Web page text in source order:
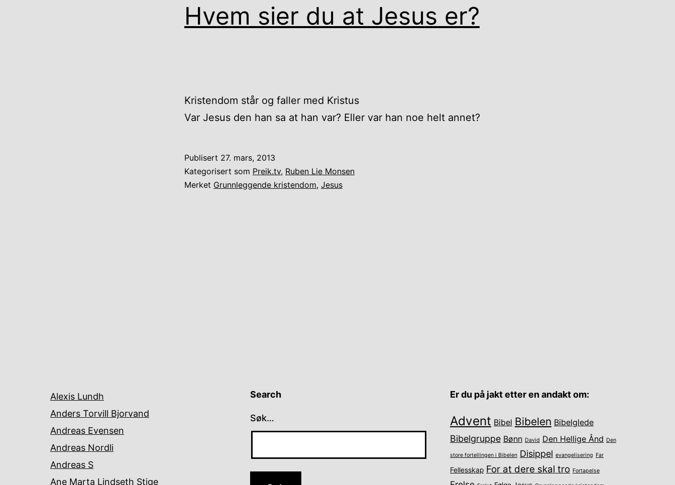
Hvem sier du at Jesus er?
Kristendom står og faller med Kristus
Var Jesus den han sa at han var? Eller var han noe helt annet?
Publisert 27. mars, 2013
Kategorisert som Preik.tv, Ruben Lie Monsen
Merket Grunnleggende kristendom, Jesus
Alexis Lundh
Anders Torvill Bjorvand
Andreas Evensen
Andreas Nordli
Andreas S
Ane Marta Lindseth Stige
Search
Søk…
Er du på jakt etter en andakt om:
Advent Bibel Bibelen Bibelglede
Bibelgruppe Bønn David Den Hellige Ånd Den
store fortellingen i Bibelen Disippel evangelisering Far
Fellesskap For at dere skal tro Fortapelse